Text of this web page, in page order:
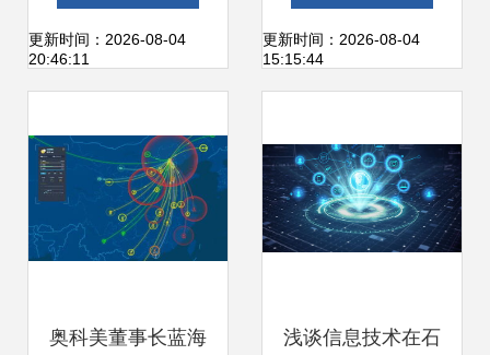
卫星展区，引领绿
更新时间：2026-08-04
20:46:11
景研究报告
更新时间：2026-08-04
15:15:44
奥科美董事长蓝海 浅谈信息技术在石